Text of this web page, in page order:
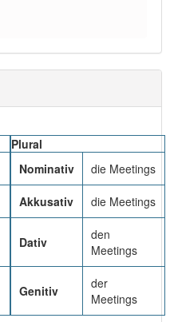
Plural
Nominativ
die Meetings
Akkusativ die Meetings
Dativ
den
Meetings
Genitiv
der
Meetings